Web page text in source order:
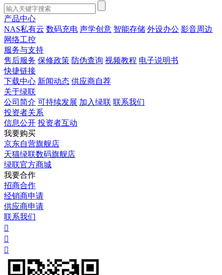
产品中心
NAS私有云 数码充电 声学创意 智能存储 外设办公 影音周边
网络工控
服务与支持
售后服务 保修政策 防伪查询 视频教程 电子说明书
快捷链接
下载中心 新闻动态 供应商自荐
关于绿联
公司简介 可持续发展 加入绿联 联系我们
投资者关系
信息公开 投资者互动
我要购买
京东自营旗舰店
天猫绿联数码旗舰店
绿联官方商城
我要合作
招商合作
经销商申请
供应商申请
联系我们


